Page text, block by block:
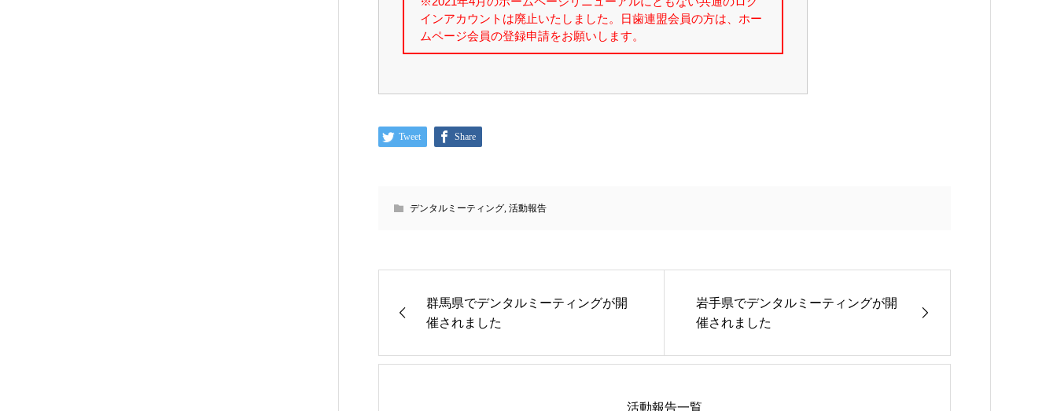
Tweet Share
デンタルミーティング 活動報告
群馬県でデンタルミーティングが開
催されました
岩手県でデンタルミーティングが開
催されました
活動報告一覧